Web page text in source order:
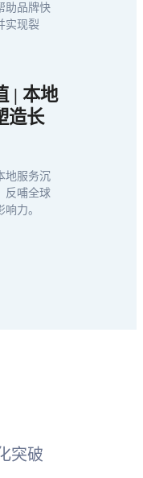
助品牌快
实现裂
| 本地
造长
地服务沉
反哺全球
力。
突破